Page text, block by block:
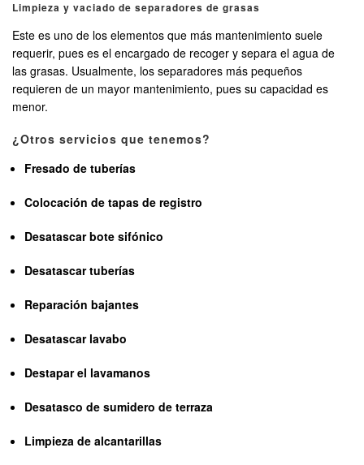
Limpieza y vaciado de separadores de grasas
Este es uno de los elementos que más mantenimiento suele
requerir, pues es el encargado de recoger y separa el agua de
las grasas. Usualmente, los separadores más pequeños
requieren de un mayor mantenimiento, pues su capacidad es
menor.
¿Otros servicios que tenemos?
Fresado de tuberías
Colocación de tapas de registro
Desatascar bote sifónico
Desatascar tuberías
Reparación bajantes
Desatascar lavabo
Destapar el lavamanos
Desatasco de sumidero de terraza
Limpieza de alcantarillas